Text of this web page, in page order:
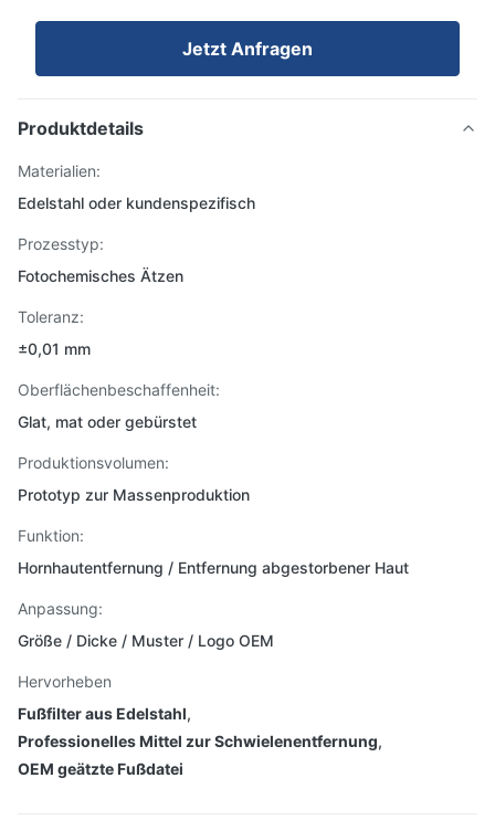
Jetzt Anfragen
Produktdetails
Materialien:
Edelstahl oder kundenspezifisch
Prozesstyp:
Fotochemisches Ätzen
Toleranz:
±0,01 mm
Oberflächenbeschaffenheit:
Glat, mat oder gebürstet
Produktionsvolumen:
Prototyp zur Massenproduktion
Funktion:
Hornhautentfernung / Entfernung abgestorbener Haut
Anpassung:
Größe / Dicke / Muster / Logo OEM
Hervorheben
Fußfilter aus Edelstahl,
Professionelles Mittel zur Schwielenentfernung,
OEM geätzte Fußdatei